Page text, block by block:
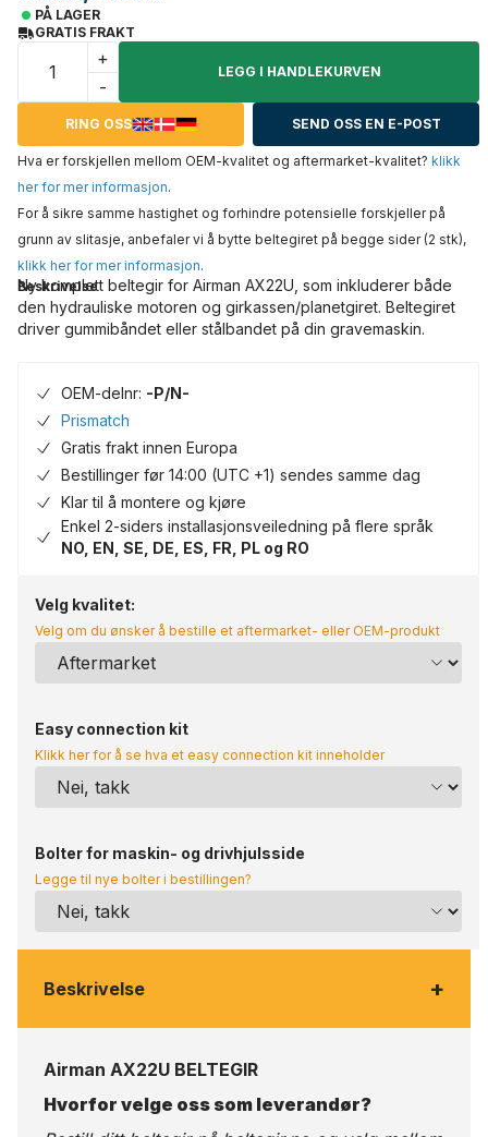
PÅ LAGER
GRATIS FRAKT
+
-
LEGG I HANDLEKURVEN
RING OSS SEND OSS EN E-POST
Hva er forskjellen mellom OEM-kvalitet og aftermarket-kvalitet? klikk
her for mer informasjon.
For å sikre samme hastighet og forhindre potensielle forskjeller på
grunn av slitasje, anbefaler vi å bytte beltegiret på begge sider (2 stk),
klikk her for mer informasjon.
Beskrivelse
Ny komplett beltegir for Airman AX22U, som inkluderer både
den hydrauliske motoren og girkassen/planetgiret. Beltegiret
driver gummibåndet eller stålbandet på din gravemaskin.
OEM-delnr: -P/N-
Prismatch
Gratis frakt innen Europa
Bestillinger før 14:00 (UTC +1) sendes samme dag
Klar til å montere og kjøre
Enkel 2-siders installasjonsveiledning på flere språk
NO, EN, SE, DE, ES, FR, PL og RO
Velg kvalitet:
Velg om du ønsker å bestille et aftermarket- eller OEM-produkt
Easy connection kit
Klikk her for å se hva et easy connection kit inneholder
Bolter for maskin- og drivhjulsside
Legge til nye bolter i bestillingen?
Beskrivelse +
Airman AX22U BELTEGIR
Hvorfor velge oss som leverandør?